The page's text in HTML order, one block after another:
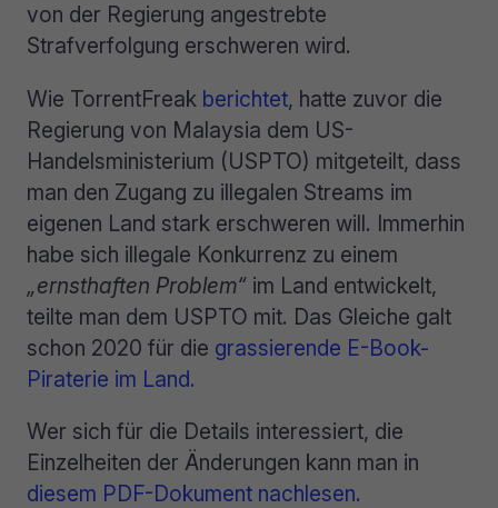
von der Regierung angestrebte
Strafverfolgung erschweren wird.
Wie TorrentFreak berichtet, hatte zuvor die
Regierung von Malaysia dem US-
Handelsministerium (USPTO) mitgeteilt, dass
man den Zugang zu illegalen Streams im
eigenen Land stark erschweren will. Immerhin
habe sich illegale Konkurrenz zu einem
„ernsthaften Problem“ im Land entwickelt,
teilte man dem USPTO mit. Das Gleiche galt
schon 2020 für die grassierende E-Book-
Piraterie im Land.
Wer sich für die Details interessiert, die
Einzelheiten der Änderungen kann man in
diesem PDF-Dokument nachlesen.